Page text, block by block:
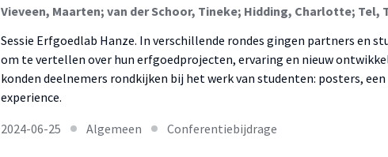
Sessie Erfgoedlab Hanze. In verschillende rondes gingen partners en
om te vertellen over hun erfgoedprojecten, ervaring en nieuw
konden deelnemers rondkijken bij het werk van studenten: posters,
experience.
2024-06-25
Algemeen Conferentiebijdrage